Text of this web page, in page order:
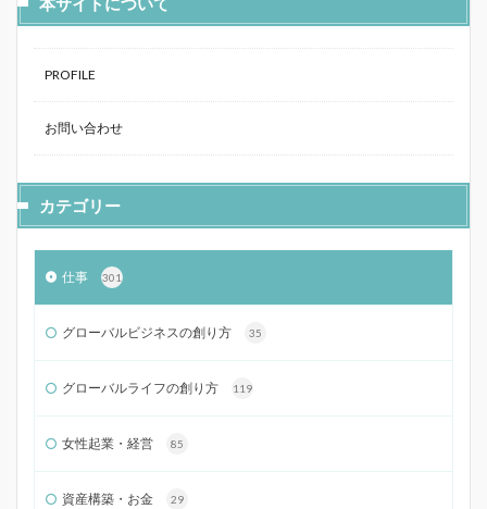
PROFILE
お問い合わせ
カテゴリー
仕事 301
グローバルビジネスの創り方 35
グローバルライフの創り方 119
女性起業・経営 85
資産構築・お金 29